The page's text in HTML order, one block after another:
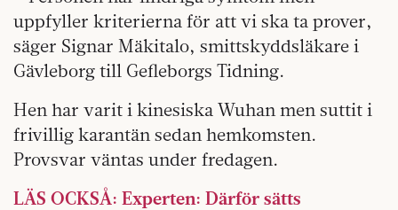
uppfyller kriterierna för att vi ska ta prover,
säger Signar Mäkitalo, smittskyddsläkare i
Gävleborg till Gefleborgs Tidning.
Hen har varit i kinesiska Wuhan men suttit i
frivillig karantän sedan hemkomsten.
Provsvar väntas under fredagen.
LÄS OCKSÅ: Experten: Därför sätts